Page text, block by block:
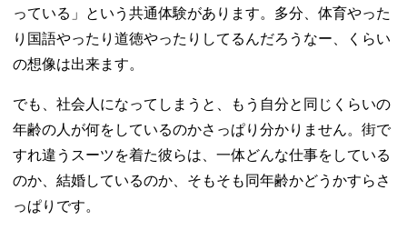
っている」という共通体験があります。多分、体育やった
り国語やったり道徳やったりしてるんだろうなー、くらい
の想像は出来ます。
でも、社会人になってしまうと、もう自分と同じくらいの
年齢の人が何をしているのかさっぱり分かりません。街で
すれ違うスーツを着た彼らは、一体どんな仕事をしている
のか、結婚しているのか、そもそも同年齢かどうかすらさ
っぱりです。